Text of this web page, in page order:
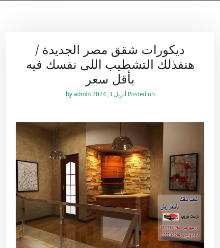
ديكورات شقق مصر الجديدة /
هنفذلك التشطيب اللى نفسك فيه
بأقل سعر
Posted on أبريل 3, 2024 by
admin